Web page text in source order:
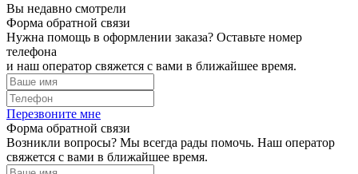
Вы недавно смотрели
Форма обратной связи
Нужна помощь в оформлении заказа? Оставьте номер
телефона
и наш оператор свяжется с вами в ближайшее время.
Перезвоните мне
Форма обратной связи
Возникли вопросы? Мы всегда рады помочь. Наш оператор
свяжется с вами в ближайшее время.